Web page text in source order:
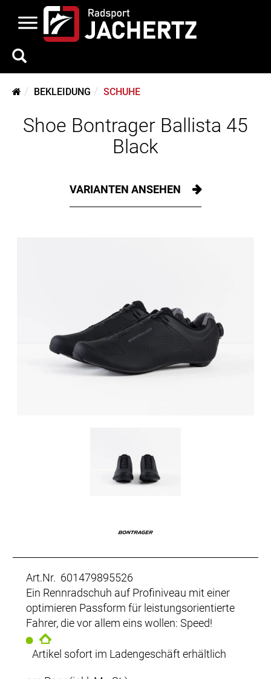
BEKLEIDUNG SCHUHE
Shoe Bontrager Ballista 45
Black
VARIANTEN ANSEHEN
Art.Nr. 601479895526
Ein Rennradschuh auf Profiniveau mit einer
optimieren Passform für leistungsorientierte
Fahrer, die vor allem eins wollen: Speed!
Artikel sofort im Ladengeschäft erhältlich